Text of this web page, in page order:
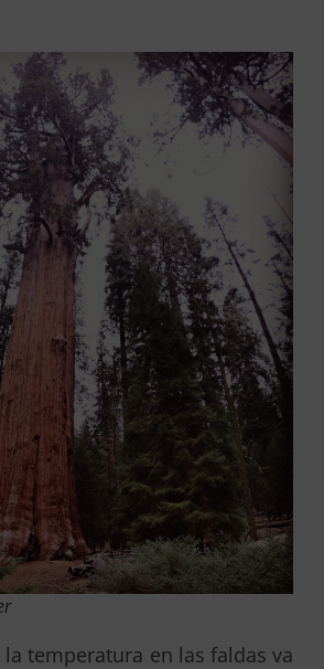
la temperatura en las faldas va